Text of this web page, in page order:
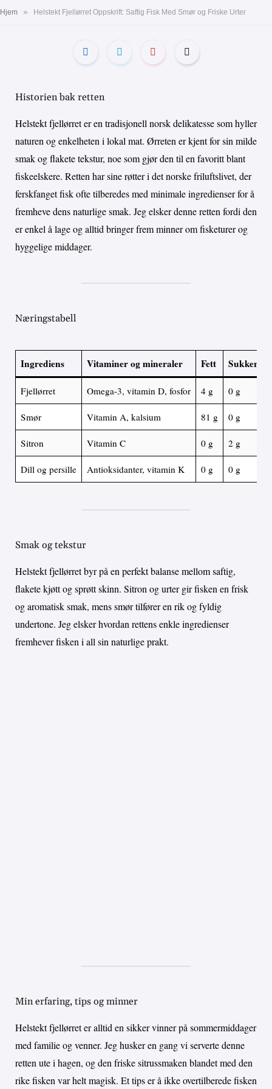
Hjem » Helstekt Fjellørret Oppskrift: Saftig Fisk Med Smør og Friske Urter
Historien bak retten
Helstekt fjellørret er en tradisjonell norsk delikatesse som hyller
naturen og enkelheten i lokal mat. Ørreten er kjent for sin milde
smak og flakete tekstur, noe som gjør den til en favoritt blant
fiskeelskere. Retten har sine røtter i det norske friluftslivet, der
ferskfanget fisk ofte tilberedes med minimale ingredienser for å
fremheve dens naturlige smak. Jeg elsker denne retten fordi den
er enkel å lage og alltid bringer frem minner om fisketurer og
hyggelige middager.
Næringstabell
Ingrediens Vitaminer og mineraler Fett Sukker
Fjellørret Omega-3, vitamin D, fosfor 4 g 0 g
Smør Vitamin A, kalsium 81 g 0 g
Sitron Vitamin C 0 g 2 g
Dill og persille Antioksidanter, vitamin K 0 g 0 g
Smak og tekstur
Helstekt fjellørret byr på en perfekt balanse mellom saftig,
flakete kjøtt og sprøtt skinn. Sitron og urter gir fisken en frisk
og aromatisk smak, mens smør tilfører en rik og fyldig
undertone. Jeg elsker hvordan rettens enkle ingredienser
fremhever fisken i all sin naturlige prakt.
Min erfaring, tips og minner
Helstekt fjellørret er alltid en sikker vinner på sommermiddager
med familie og venner. Jeg husker en gang vi serverte denne
retten ute i hagen, og den friske sitrussmaken blandet med den
rike fisken var helt magisk. Et tips er å ikke overtilberede fisken